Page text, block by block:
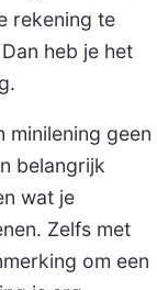
rekening te
heb je het
minilening geen
belangrijk
wat je
Zelfs met
om een